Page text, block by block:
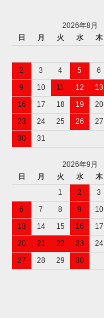
2026年8月
日
月 火 水 木
2
3 4 5 6
9
10 11 12 13
16
17 18 19 20
23
24 25 26 27
30
31
2026年9月
日
月 火 水 木
1
2 3
6
7 8 9 10
13
14 15 16 17
20
21 22 23 24
27
28 29 30